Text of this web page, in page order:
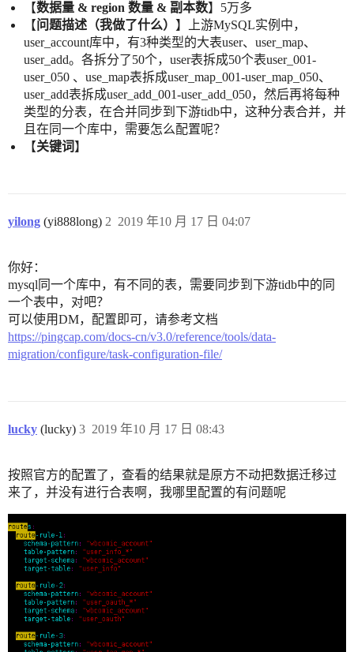
【数据量 & region 数量 & 副本数】5万多
【问题描述（我做了什么） 】上游MySQL实例中，
user_account库中，有3种类型的大表user、user_map、
user_add。各拆分了50个，user表拆成50个表user_001-
user_050 、use_map表拆成user_map_001-user_map_050、
user_add表拆成user_add_001-user_add_050，然后再将每种
类型的分表，在合并同步到下游tidb中，这种分表合并，并
且在同一个库中，需要怎么配置呢？
【关键词 】
yilong (yi888long) 2019 年10 月 17 日 04:07
2
你好：
mysql同一个库中，有不同的表，需要同步到下游tidb中的同
一个表中，对吧？
可以使用DM，配置即可，请参考文档
https://pingcap.com/docs-cn/v3.0/reference/tools/data-
migration/configure/task-configuration-file/
lucky (lucky) 2019 年10 月 17 日 08:43
3
按照官方的配置了，查看的结果就是原方不动把数据迁移过
来了，并没有进行合表啊，我哪里配置的有问题呢